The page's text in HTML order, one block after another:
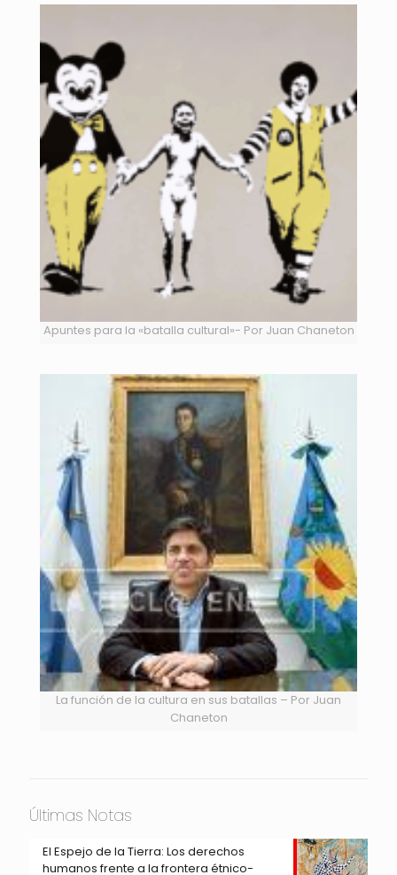
Apuntes para la «batalla cultural»- Por Juan Chaneton
La función de la cultura en sus batallas – Por Juan
Chaneton
Últimas Notas
El Espejo de la Tierra: Los derechos
humanos frente a la frontera étnico-